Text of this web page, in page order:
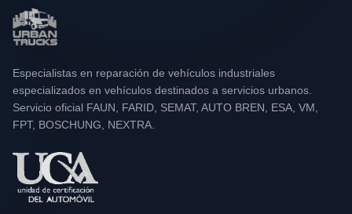
Especialistas en reparación de vehículos industriales
especializados en vehículos destinados a servicios urbanos.
Servicio oficial FAUN, FARID, SEMAT, AUTO BREN, ESA, VM,
FPT, BOSCHUNG, NEXTRA.